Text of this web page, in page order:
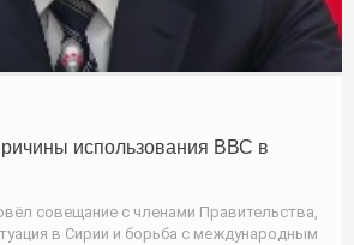
использования ВВС в
совещание с членами Правительства,
в Сирии и борьба с международным